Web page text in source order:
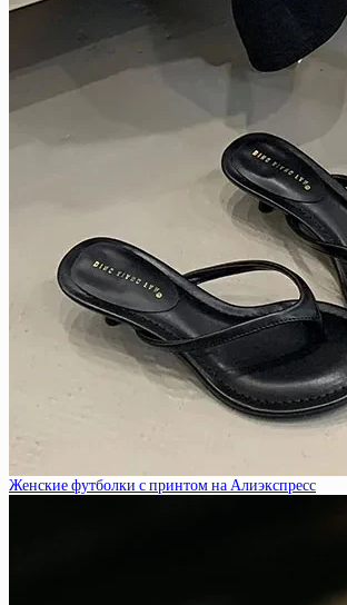
Женские футболки с принтом на Алиэкспресс